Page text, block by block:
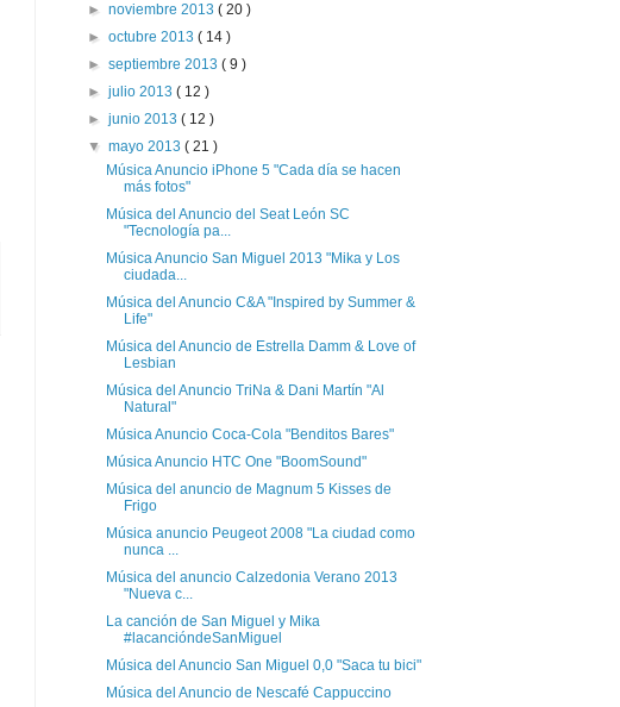
►noviembre 2013( 20 )
►octubre 2013( 14 )
►septiembre 2013( 9 )
►julio 2013( 12 )
►junio 2013( 12 )
▼mayo 2013( 21 )
Música Anuncio iPhone 5 "Cada día se hacen
más fotos"
Música del Anuncio del Seat León SC
"Tecnología pa...
Música Anuncio San Miguel 2013 "Mika y Los
ciudada...
Música del Anuncio C&A "Inspired by Summer &
Life"
Música del Anuncio de Estrella Damm & Love of
Lesbian
Música del Anuncio TriNa & Dani Martín "Al
Natural"
Música Anuncio Coca-Cola "Benditos Bares"
Música Anuncio HTC One "BoomSound"
Música del anuncio de Magnum 5 Kisses de
Frigo
Música anuncio Peugeot 2008 "La ciudad como
nunca ...
Música del anuncio Calzedonia Verano 2013
"Nueva c...
La canción de San Miguel y Mika
#lacancióndeSanMiguel
Música del Anuncio San Miguel 0,0 "Saca tu bici"
Música del Anuncio de Nescafé Cappuccino